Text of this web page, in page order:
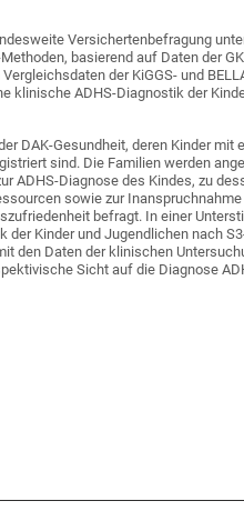
Versichertenbefragung
basierend auf Daten der
der KiGGS- und
klinische ADHS-Diagnostik der
DAK-Gesundheit, deren Kinder mit
sind. Die Familien werden
ADHS-Diagnose des Kindes, zu
sowie zur
befragt. In einer
der Kinder und Jugendlichen nach
den Daten der klinischen
Sicht auf die Diagnose